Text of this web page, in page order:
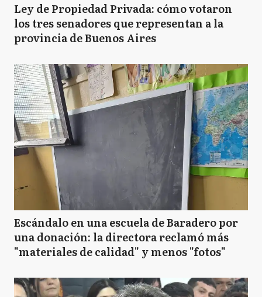
Ley de Propiedad Privada: cómo votaron
los tres senadores que representan a la
provincia de Buenos Aires
Escándalo en una escuela de Baradero por
una donación: la directora reclamó más
"materiales de calidad" y menos "fotos"